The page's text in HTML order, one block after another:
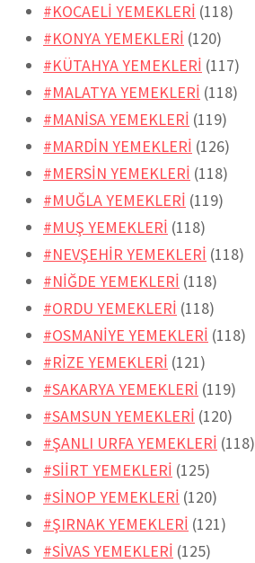
#KOCAELİ YEMEKLERİ (118)
#KONYA YEMEKLERİ (120)
#KÜTAHYA YEMEKLERİ (117)
#MALATYA YEMEKLERİ (118)
#MANİSA YEMEKLERİ (119)
#MARDİN YEMEKLERİ (126)
#MERSİN YEMEKLERİ (118)
#MUĞLA YEMEKLERİ (119)
#MUŞ YEMEKLERİ (118)
#NEVŞEHİR YEMEKLERİ (118)
#NİĞDE YEMEKLERİ (118)
#ORDU YEMEKLERİ (118)
#OSMANİYE YEMEKLERİ (118)
#RİZE YEMEKLERİ (121)
#SAKARYA YEMEKLERİ (119)
#SAMSUN YEMEKLERİ (120)
#ŞANLI URFA YEMEKLERİ (118)
#SİİRT YEMEKLERİ (125)
#SİNOP YEMEKLERİ (120)
#ŞIRNAK YEMEKLERİ (121)
#SİVAS YEMEKLERİ (125)